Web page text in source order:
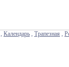
, Календарь , Трапезная ,